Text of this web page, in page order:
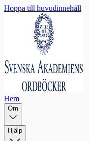
Hoppa till huvudinnehåll
Hem
Om
Hjälp